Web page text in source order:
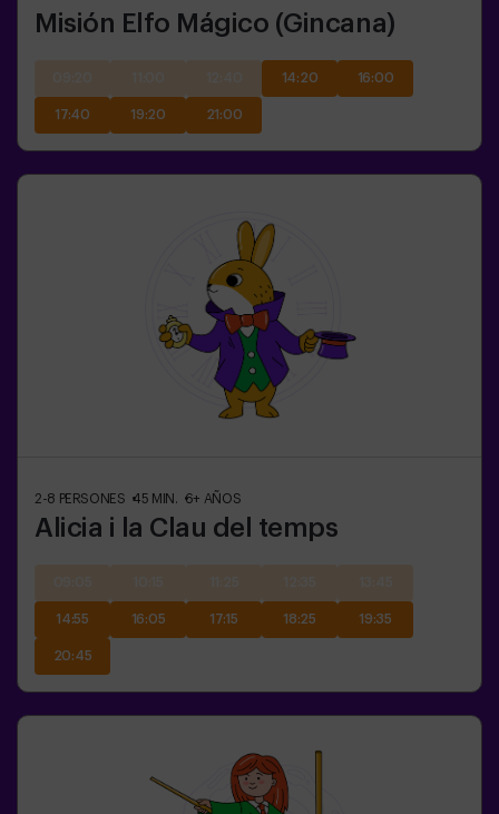
Misión Elfo Mágico (Gincana)
14:20 16:00
17:40 19:20 21:00
2-8 PERSONES 45 MIN. 6+ AÑOS
Alicia i la Clau del temps
14:55 16:05 17:15 18:25 19:35
20:45